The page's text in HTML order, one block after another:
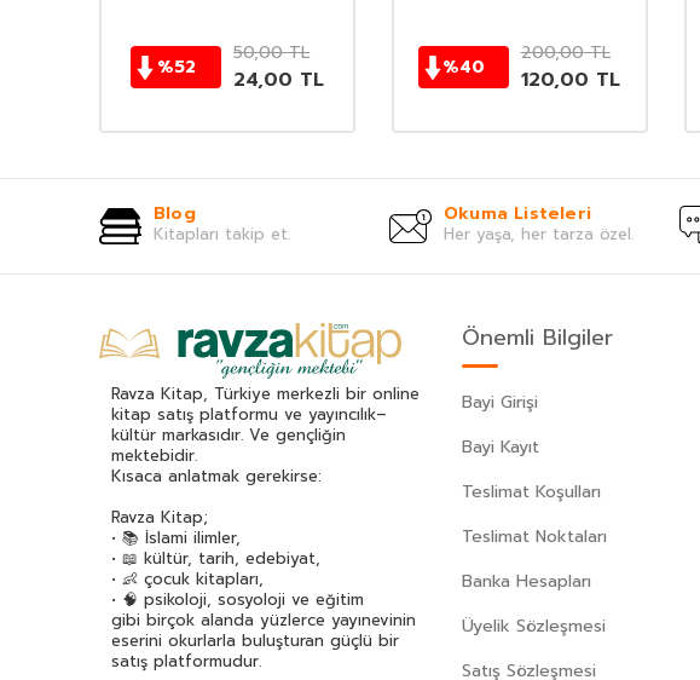
%52
50,00TL
24,00 TL %40
200,00TL
120,00 TL
Blog
Kitapları takip et.
Okuma Listeleri
Her yaşa, her tarza özel.
Ravza Kitap, Türkiye merkezli bir online
kitap satış platformu ve yayıncılık–
kültür markasıdır. Ve gençliğin
mektebidir.
Kısaca anlatmak gerekirse:
Ravza Kitap;
• 📚 İslami ilimler,
• 📖 kültür, tarih, edebiyat,
• 👶 çocuk kitapları,
• 🧠 psikoloji, sosyoloji ve eğitim
gibi birçok alanda yüzlerce yayınevinin
eserini okurlarla buluşturan güçlü bir
satış platformudur.
Önemli Bilgiler
Bayi Girişi
Bayi Kayıt
Teslimat Koşulları
Teslimat Noktaları
Banka Hesapları
Üyelik Sözleşmesi
Satış Sözleşmesi